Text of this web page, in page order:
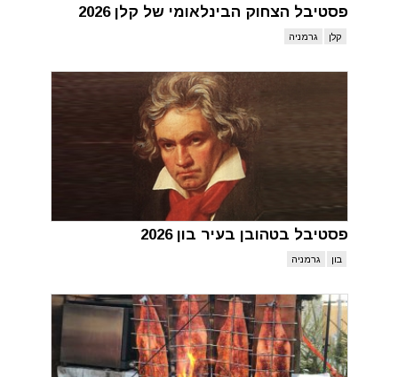
פסטיבל הצחוק הבינלאומי של קלן 2026
קלן גרמניה
פסטיבל בטהובן בעיר בון 2026
בון גרמניה